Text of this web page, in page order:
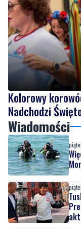
Kolorowy
Nadchodzi
Wiadomości